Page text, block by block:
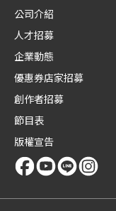
公司介紹
人才招募
企業動態
優惠券店家招募
創作者招募
節目表
版權宣告